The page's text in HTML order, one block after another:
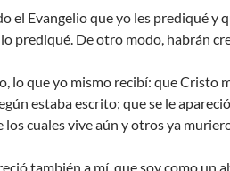
el Evangelio que yo les prediqué y
prediqué. De otro modo, habrán
lo que yo mismo recibí: que Cristo
estaba escrito; que se le
cuales vive aún y otros ya
también a mí, que soy como un